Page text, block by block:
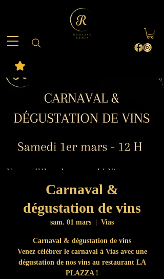
Carnaval &
dégustation de vins
sam. 01 mars Vias
Carnaval & dégustation de vins
Venez célébrer le carnaval à Vias avec une
dégustation de nos vins au restaurant LA
PLAZZA !